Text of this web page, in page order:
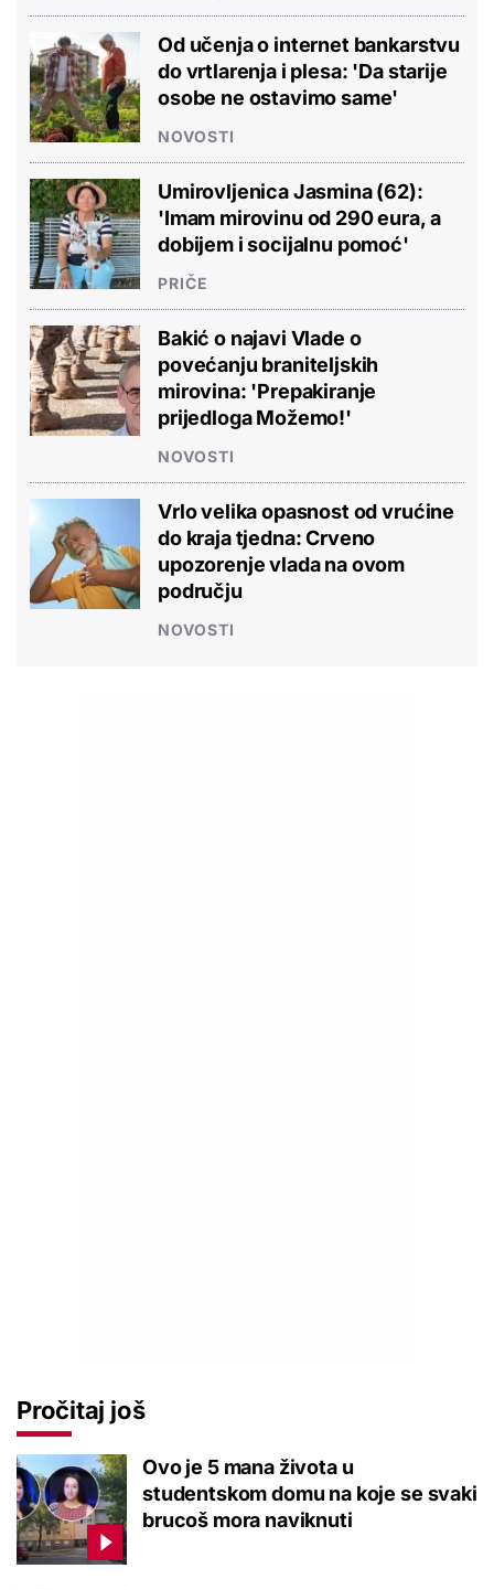
Od učenja o internet bankarstvu
do vrtlarenja i plesa: 'Da starije
osobe ne ostavimo same'
NOVOSTI
Umirovljenica Jasmina (62):
'Imam mirovinu od 290 eura, a
dobijem i socijalnu pomoć'
PRIČE
Bakić o najavi Vlade o
povećanju braniteljskih
mirovina: 'Prepakiranje
prijedloga Možemo!'
NOVOSTI
Vrlo velika opasnost od vrućine
do kraja tjedna: Crveno
upozorenje vlada na ovom
području
NOVOSTI
Pročitaj još
Ovo je 5 mana života u
studentskom domu na koje se svaki
brucoš mora naviknuti